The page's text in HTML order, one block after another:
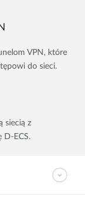
VPN, które
do sieci.
siecią z
D-ECS.